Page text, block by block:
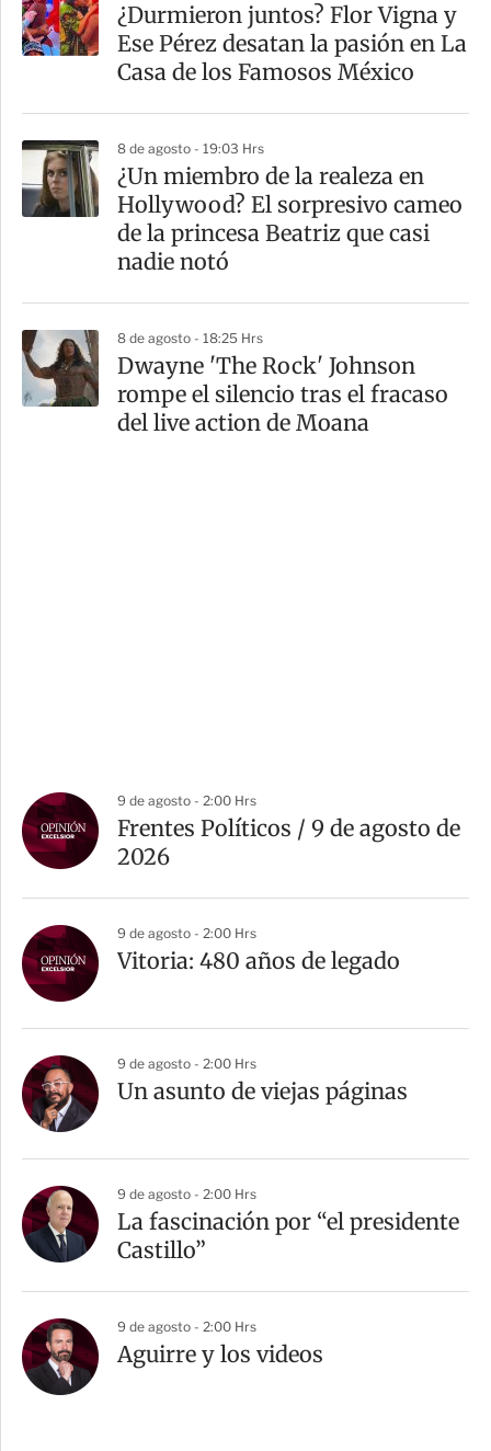
¿Durmieron juntos? Flor Vigna y
Ese Pérez desatan la pasión en La
Casa de los Famosos México
8 de agosto - 19:03 Hrs
¿Un miembro de la realeza en
Hollywood? El sorpresivo cameo
de la princesa Beatriz que casi
nadie notó
8 de agosto - 18:25 Hrs
Dwayne 'The Rock' Johnson
rompe el silencio tras el fracaso
del live action de Moana
9 de agosto - 2:00 Hrs
Frentes Políticos / 9 de agosto de
2026
9 de agosto - 2:00 Hrs
Vitoria: 480 años de legado
9 de agosto - 2:00 Hrs
Un asunto de viejas páginas
9 de agosto - 2:00 Hrs
La fascinación por “el presidente
Castillo”
9 de agosto - 2:00 Hrs
Aguirre y los videos